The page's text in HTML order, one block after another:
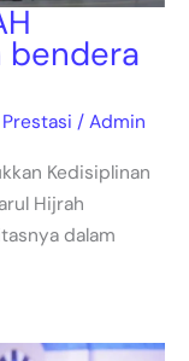
bendera
Prestasi / Admin
Kedisiplinan
Hijrah
dalam